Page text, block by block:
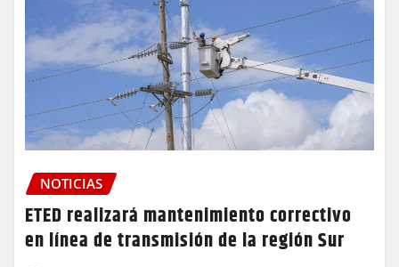
NOTICIAS
ETED realizará mantenimiento correctivo
en línea de transmisión de la región Sur